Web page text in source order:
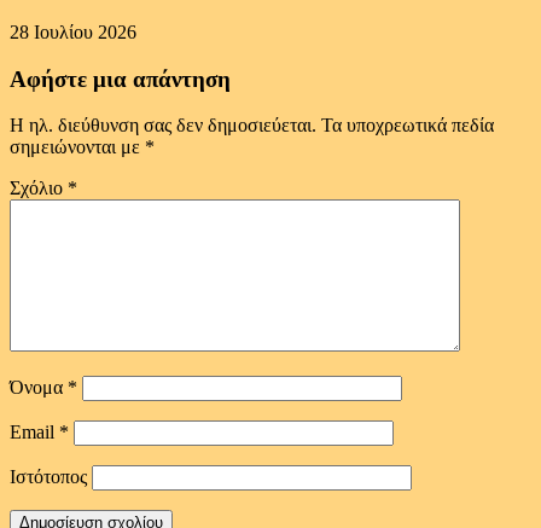
28 Ιουλίου 2026
Αφήστε μια απάντηση
Η ηλ. διεύθυνση σας δεν δημοσιεύεται. Τα υποχρεωτικά πεδία
σημειώνονται με *
Σχόλιο *
Όνομα *
Email *
Ιστότοπος